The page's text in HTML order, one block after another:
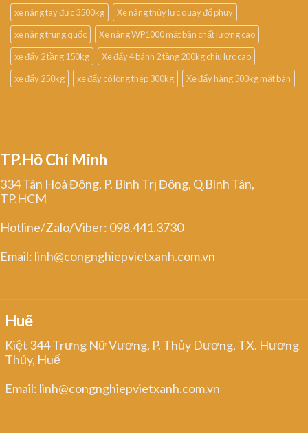
xe nâng tay đức 3500kg
Xe nâng thủy lực quay đổ phuy
xe nâng trung quốc
Xe nâng WP1000 mặt bàn chất lượng cao
xe đẩy 2 tầng 150kg
Xe đẩy 4 bánh 2 tầng 200kg chịu lực cao
xe đẩy 250kg
xe đẩy có lòng thép 300kg Xe đẩy hàng 500kg mặt bàn
TP.Hồ Chí Minh
334 Tân Hoà Đông, P. Bình Trị Đông, Q.Bình Tân,
TP.HCM
Hotline/Zalo/Viber: 098.441.3730
Email: linh@congnghiepvietxanh.com.vn
Huế
Kiệt 344 Trưng Nữ Vương, P. Thủy Dương, TX. Hương
Thủy, Huế
Email: linh@congnghiepvietxanh.com.vn